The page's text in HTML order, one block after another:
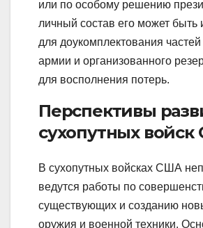
или по особому решению
личный состав его может быть
для доукомплектования
армии и организованного
для восполнения потерь.
Перспективы
сухопутных
В сухопутных войсках США
ведутся работы по
существующих и созданию
оружия и военной техники.